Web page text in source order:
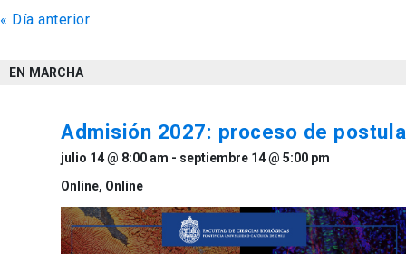
de
vistas
Eventos
« Día anterior
EN MARCHA
Admisión 2027: proceso de
julio 14 @ 8:00 am - septiembre 14 @ 5:00 pm
Online, Online